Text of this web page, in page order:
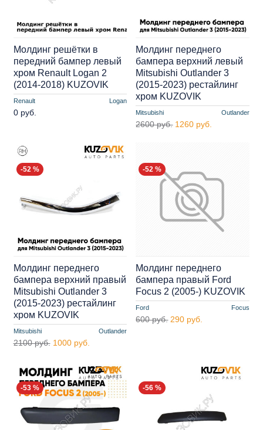
Renault Logan
Молдинг решётки в
передний бампер левый
хром Renault Logan 2
(2014-2018) KUZOVIK
0 руб. Mitsubishi Outlander
Молдинг переднего
бампера верхний левый
Mitsubishi Outlander 3
(2015-2023) рестайлинг
хром KUZOVIK
2600 руб. 1260 руб.
-52 %
Mitsubishi Outlander
Молдинг переднего
бампера верхний правый
Mitsubishi Outlander 3
(2015-2023) рестайлинг
хром KUZOVIK
2100 руб. 1000 руб.
-52 %
Ford Focus
Молдинг переднего
бампера правый Ford
Focus 2 (2005-) KUZOVIK
600 руб. 290 руб.
-53 % -56 %